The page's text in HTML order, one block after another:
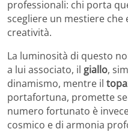
professionali: chi porta
scegliere un mestiere
creatività.
La luminosità di questo
a lui associato, il giallo,
dinamismo, mentre il
portafortuna, promette
numero fortunato è invece
cosmico e di armonia